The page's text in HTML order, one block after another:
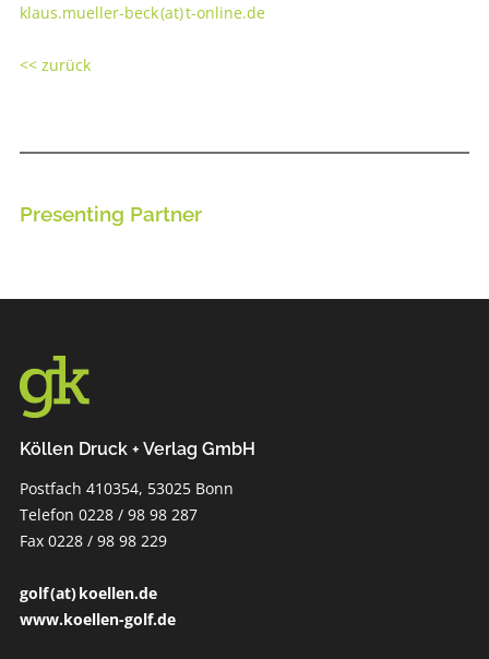
klaus.mueller-beck (at) t-online.de
<< zurück
Presenting Partner
Köllen Druck + Verlag GmbH
Postfach 410354, 53025 Bonn
Telefon 0228 / 98 98 287
Fax 0228 / 98 98 229
golf (at) koellen.de
www.koellen-golf.de